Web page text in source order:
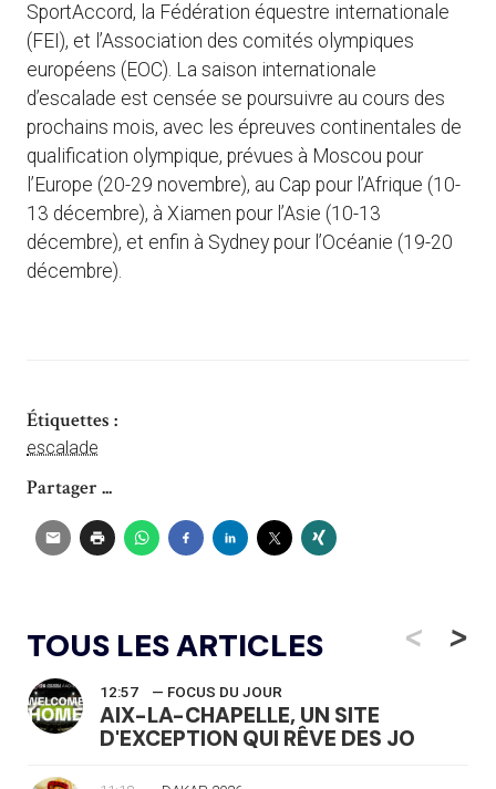
SportAccord, la Fédération équestre internationale
(FEI), et l’Association des comités olympiques
européens (EOC). La saison internationale
d’escalade est censée se poursuivre au cours des
prochains mois, avec les épreuves continentales de
qualification olympique, prévues à Moscou pour
l’Europe (20-29 novembre), au Cap pour l’Afrique (10-
13 décembre), à Xiamen pour l’Asie (10-13
décembre), et enfin à Sydney pour l’Océanie (19-20
décembre).
Étiquettes :
escalade
Partager ...
TOUS LES ARTICLES <
12:57 — FOCUS DU JOUR
AIX-LA-CHAPELLE, UN SITE
D'EXCEPTION QUI RÊVE DES JO
>